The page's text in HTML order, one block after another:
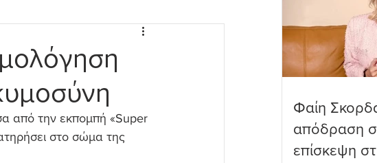
από την εκπομπή «Super
στο σώμα της
Φαίη
απόδραση
επίσκεψη